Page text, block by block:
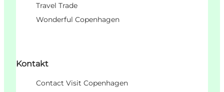
Travel Trade
Wonderful Copenhagen
Kontakt
Contact Visit Copenhagen